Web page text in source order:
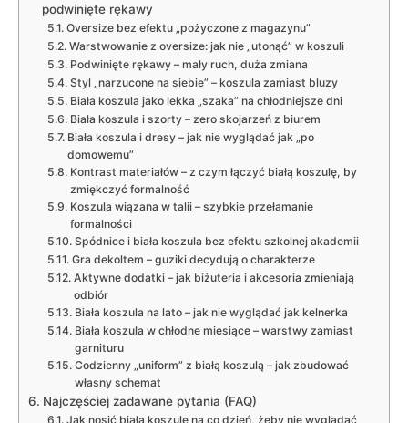
podwinięte rękawy
Oversize bez efektu „pożyczone z magazynu”
Warstwowanie z oversize: jak nie „utonąć” w koszuli
Podwinięte rękawy – mały ruch, duża zmiana
Styl „narzucone na siebie” – koszula zamiast bluzy
Biała koszula jako lekka „szaka” na chłodniejsze dni
Biała koszula i szorty – zero skojarzeń z biurem
Biała koszula i dresy – jak nie wyglądać jak „po
domowemu”
Kontrast materiałów – z czym łączyć białą koszulę, by
zmiękczyć formalność
Koszula wiązana w talii – szybkie przełamanie
formalności
Spódnice i biała koszula bez efektu szkolnej akademii
Gra dekoltem – guziki decydują o charakterze
Aktywne dodatki – jak biżuteria i akcesoria zmieniają
odbiór
Biała koszula na lato – jak nie wyglądać jak kelnerka
Biała koszula w chłodne miesiące – warstwy zamiast
garnituru
Codzienny „uniform” z białą koszulą – jak zbudować
własny schemat
Najczęściej zadawane pytania (FAQ)
Jak nosić białą koszulę na co dzień, żeby nie wyglądać